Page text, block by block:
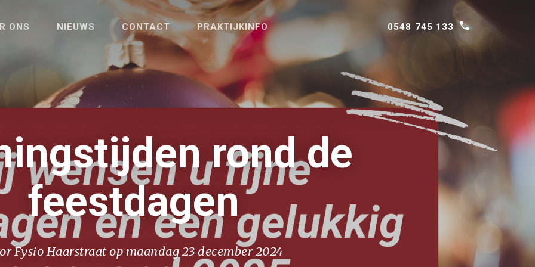
ONS NIEUWS CONTACT PRAKTIJKINFO 0548 745 133
rond de
feestdagen
Fysio Haarstraat op maandag 23 december 2024